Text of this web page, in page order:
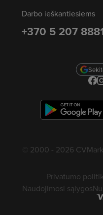
Darbo ieškantiesiems
+370 5 207
© 2000 - 2026
Privatumo
Naudojimosi sąlygos